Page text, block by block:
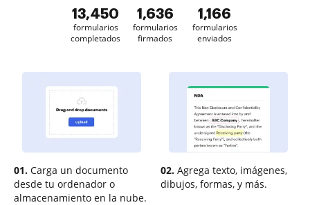
13,450
formularios
completados
1,636
formularios
firmados
1,166
formularios
enviados
01. Carga un documento
desde tu ordenador o
almacenamiento en la nube.
02. Agrega texto, imágenes,
dibujos, formas, y más.